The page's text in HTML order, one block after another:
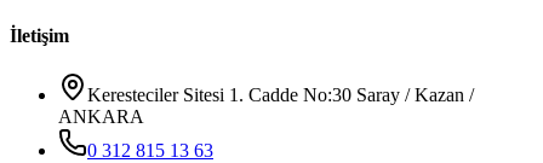
İletişim
Keresteciler Sitesi 1. Cadde No:30 Saray / Kazan /
ANKARA
0 312 815 13 63